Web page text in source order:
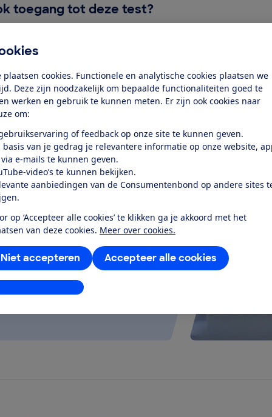
plaatsen cookies. Functionele en analytische cookies plaatsen we
Deze zijn noodzakelijk om bepaalde functionaliteiten goed te
werken en gebruik te kunnen meten. Er zijn ook cookies naar
om:
of feedback op onze site te kunnen geven.
basis van je gedrag je relevantere informatie op onze website,
e-mails te kunnen geven.
video’s te kunnen bekijken.
aanbiedingen van de Consumentenbond op andere sites
op ‘Accepteer alle cookies’ te klikken ga je akkoord met het
van deze cookies. Meer over cookies.
Accepteer alle cookies
Niet accepteren
aanpassen
toegang tot deze test?
Al lid? Log in
je ver fietsen op een
kijken of de e-bike op rolletjes